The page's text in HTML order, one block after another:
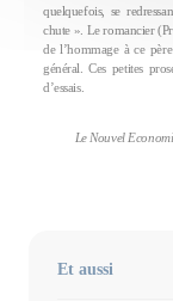
quelquefois, se
chute ». Le romancier
de l’hommage à ce
général. Ces petites
d’essais.
Le Nouvel
Et aussi